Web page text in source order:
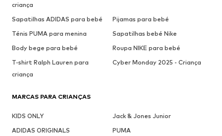
criança
Sapatilhas ADIDAS para bebé
Pijamas para bebé
Ténis PUMA para menina
Sapatilhas bebé Nike
Body bege para bebé
Roupa NIKE para bebé
T-shirt Ralph Lauren para
criança
Cyber Monday 2025 - Criança
MARCAS PARA CRIANÇAS
KIDS ONLY
Jack & Jones Junior
ADIDAS ORIGINALS
PUMA